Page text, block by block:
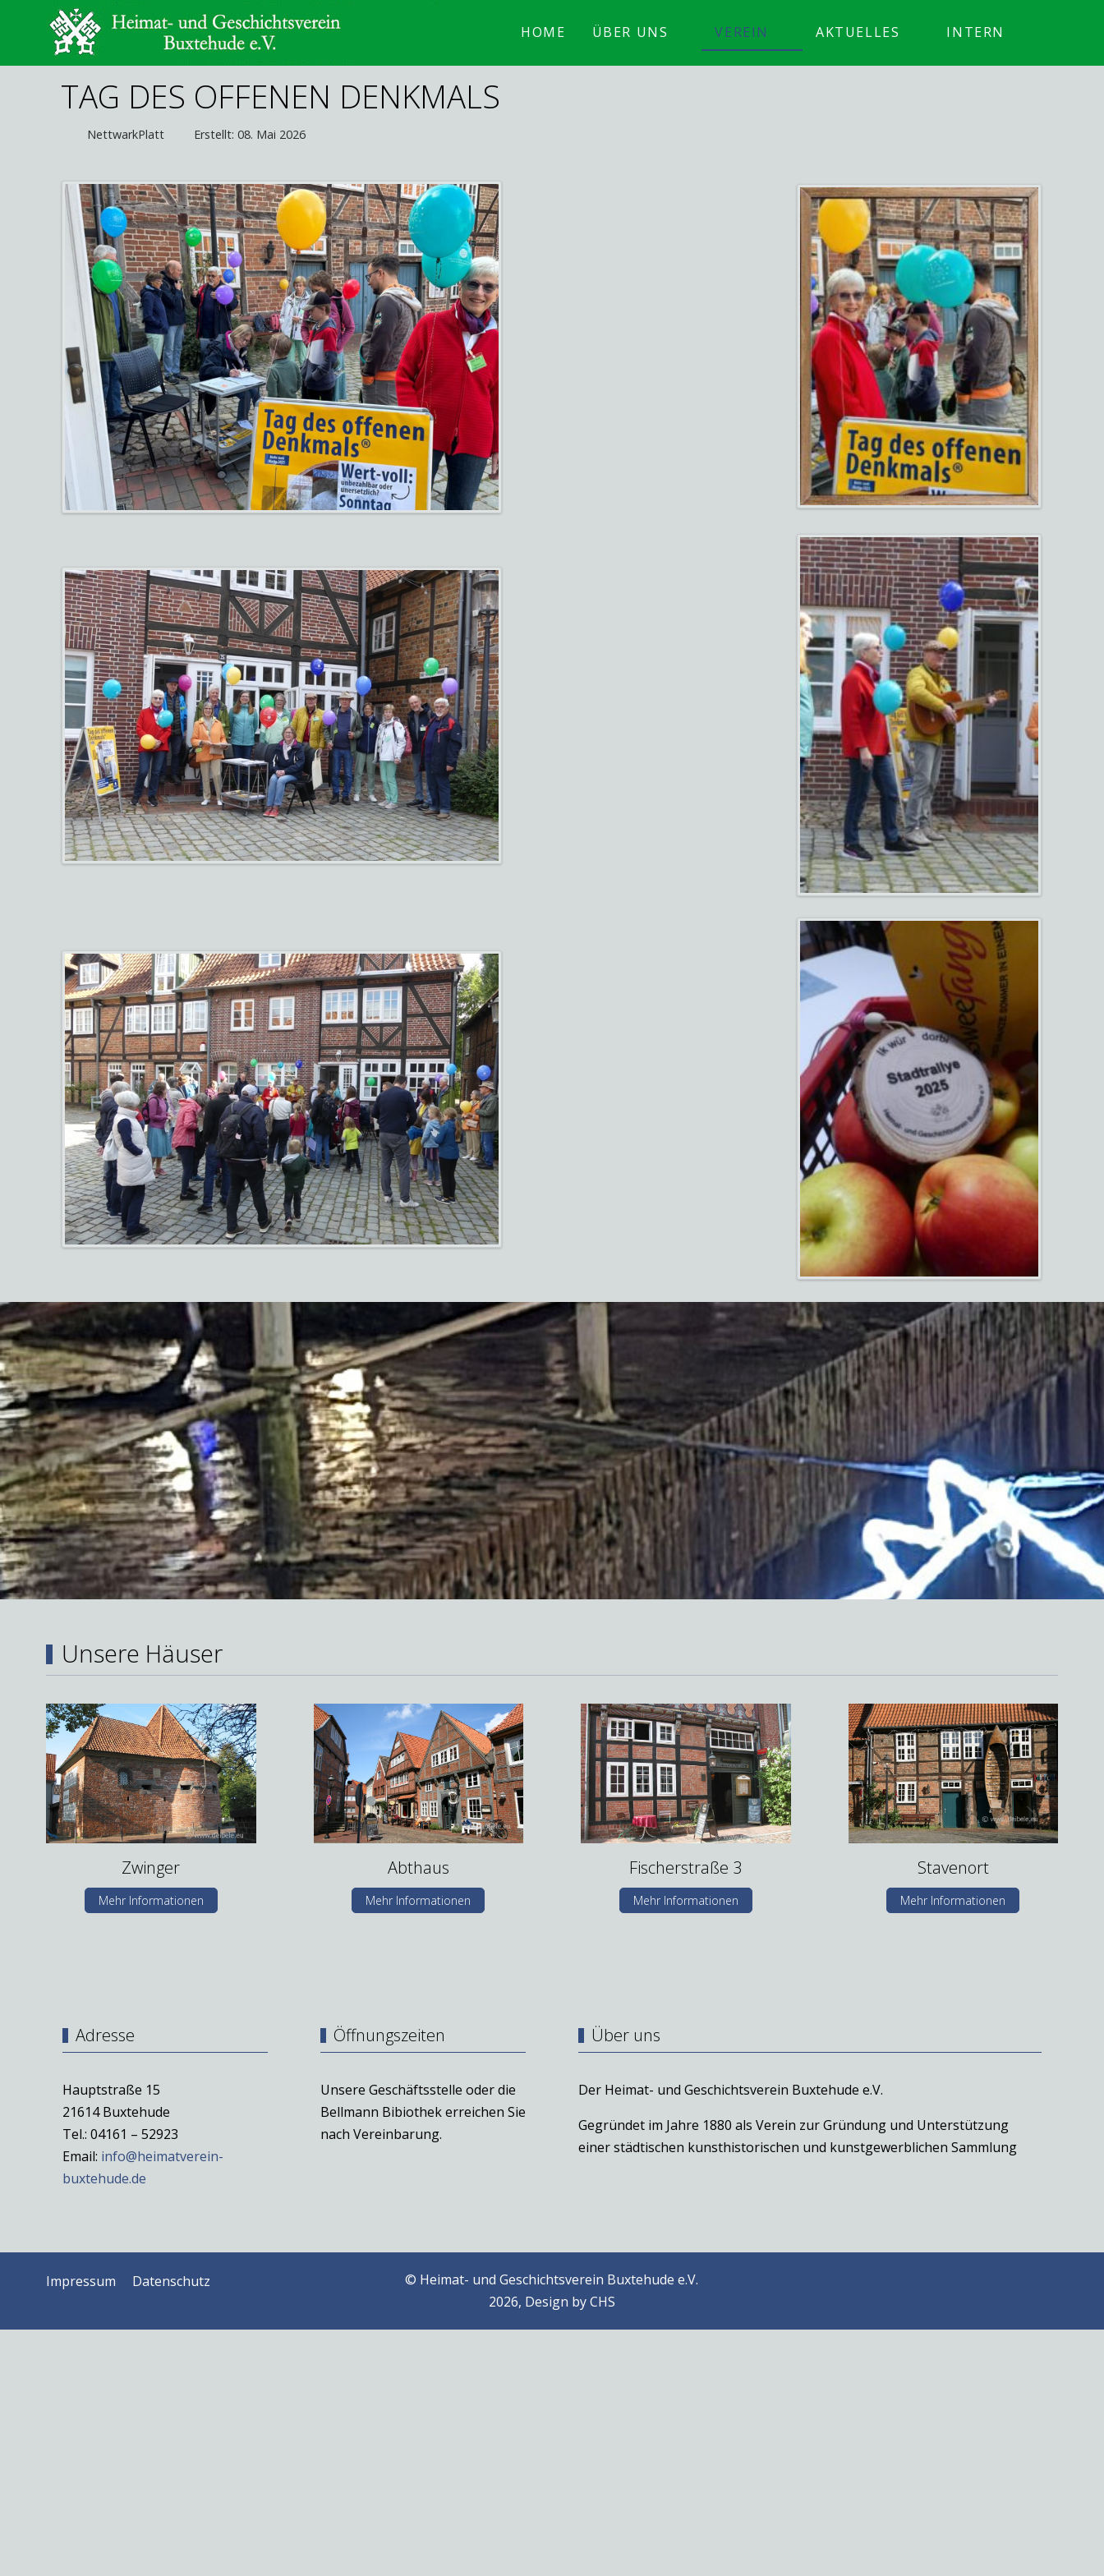
HOME ÜBER UNS VEREIN AKTUELLES INTERN
TAG DES OFFENEN DENKMALS
NettwarkPlatt Erstellt: 08. Mai 2026
Unsere Häuser
Zwinger
Mehr Informationen
Abthaus
Mehr Informationen
Fischerstraße 3
Mehr Informationen
Stavenort
Mehr Informationen
Adresse
Hauptstraße 15
21614 Buxtehude
Tel.: 04161 – 52923
Email: info@heimatverein-
buxtehude.de
Öffnungszeiten
Unsere Geschäftsstelle oder die
Bellmann Bibiothek erreichen Sie
nach Vereinbarung.
Über uns
Der Heimat- und Geschichtsverein Buxtehude e.V.
Gegründet im Jahre 1880 als Verein zur Gründung und Unterstützung
einer städtischen kunsthistorischen und kunstgewerblichen Sammlung
Impressum Datenschutz
© Heimat- und Geschichtsverein Buxtehude e.V.
2026, Design byCHS